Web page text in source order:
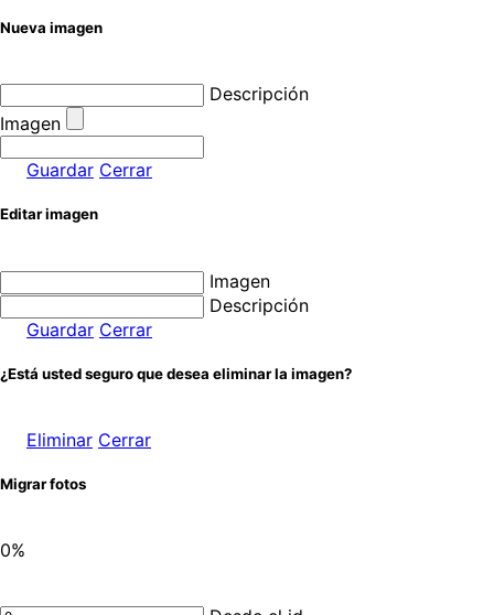
Nueva imagen
Descripción
Imagen
Guardar Cerrar
Editar imagen
Imagen
Descripción
Guardar Cerrar
¿Está usted seguro que desea eliminar la imagen?
Eliminar Cerrar
Migrar fotos
0%